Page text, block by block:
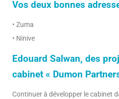
Vos deux bonnes
• Zuma
• Ninive
Edouard Salwan, des
cabinet « Dumon
Continuer à développer le cabinet